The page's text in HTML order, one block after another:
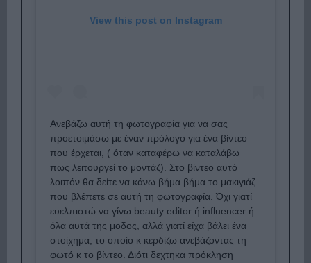
View this post on Instagram
Ανεβάζω αυτή τη φωτογραφία για να σας
προετοιμάσω με έναν πρόλογο για ένα βίντεο
που έρχεται, ( όταν καταφέρω να καταλάβω
πως λειτουργεί το μοντάζ). Στο βίντεο αυτό
λοιπόν θα δείτε να κάνω βήμα βήμα το μακιγιάζ
που βλέπετε σε αυτή τη φωτογραφία. Όχι γιατί
ευελπιστώ να γίνω beauty editor ή influencer ή
όλα αυτά της μοδος, αλλά γιατί είχα βάλει ένα
στοίχημα, το οποίο κ κερδίζω ανεβάζοντας τη
φωτό κ το βίντεο. Διότι δεχτηκα πρόκληση